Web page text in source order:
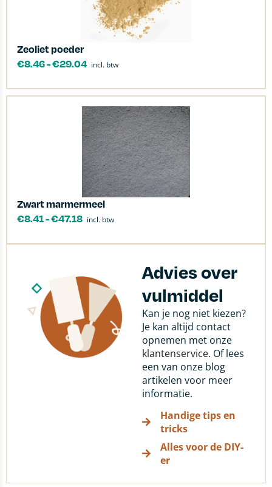
Zeoliet poeder
€8.46-€29.04 incl. btw
Zwart marmermeel
€8.41-€47.18 incl. btw
Advies over
vulmiddel
Kan je nog niet kiezen?
Je kan altijd contact
opnemen met onze
klantenservice. Of lees
een van onze blog
artikelen voor meer
informatie.
Handige tips en
tricks
Alles voor de DIY-
er